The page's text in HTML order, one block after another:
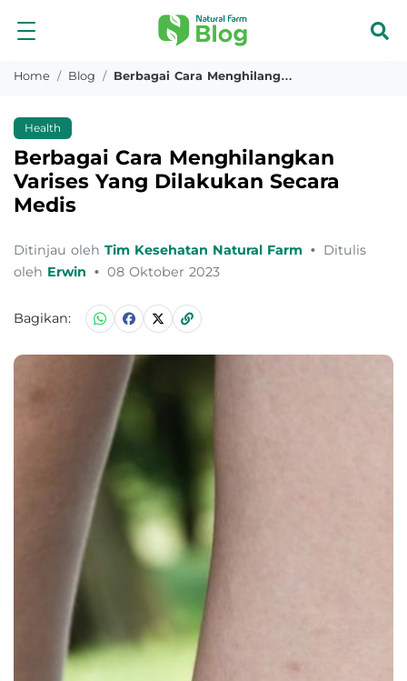
Home Blog Berbagai Cara Menghilangkan Varises Yang Dilakukan Secara Medis
Health
Berbagai Cara Menghilangkan
Varises Yang Dilakukan Secara
Medis
Ditinjau oleh Tim Kesehatan Natural Farm • Ditulis
oleh Erwin • 08 Oktober 2023
Bagikan: